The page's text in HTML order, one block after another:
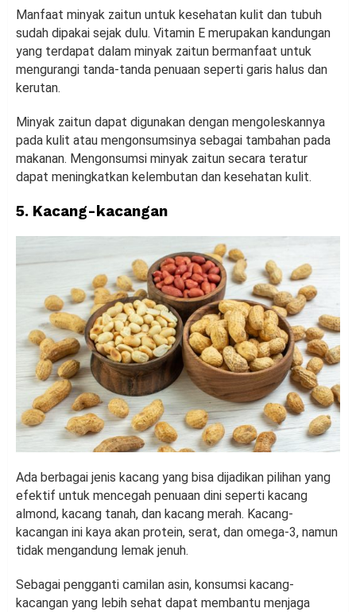
Manfaat minyak zaitun untuk kesehatan kulit dan tubuh
sudah dipakai sejak dulu. Vitamin E merupakan kandungan
yang terdapat dalam minyak zaitun bermanfaat untuk
mengurangi tanda-tanda penuaan seperti garis halus dan
kerutan.
Minyak zaitun dapat digunakan dengan mengoleskannya
pada kulit atau mengonsumsinya sebagai tambahan pada
makanan. Mengonsumsi minyak zaitun secara teratur
dapat meningkatkan kelembutan dan kesehatan kulit.
5. Kacang-kacangan
Ada berbagai jenis kacang yang bisa dijadikan pilihan yang
efektif untuk mencegah penuaan dini seperti kacang
almond, kacang tanah, dan kacang merah. Kacang-
kacangan ini kaya akan protein, serat, dan omega-3, namun
tidak mengandung lemak jenuh.
Sebagai pengganti camilan asin, konsumsi kacang-
kacangan yang lebih sehat dapat membantu menjaga